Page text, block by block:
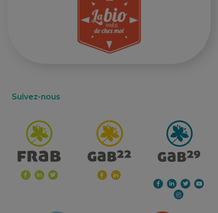
Suivez-nous